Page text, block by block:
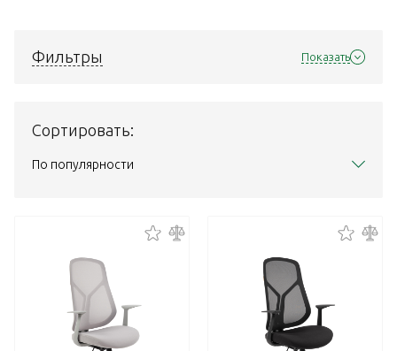
Фильтры Показать
Сортировать:
По популярности